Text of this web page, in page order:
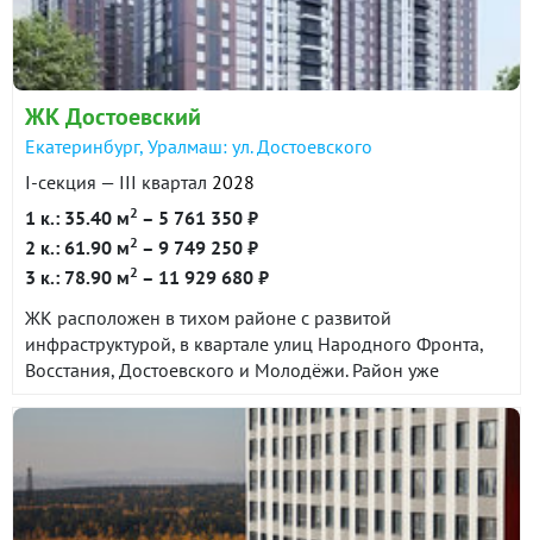
ЖК Достоевский
Екатеринбург, Уралмаш: ул. Достоевского
I-секция — III квартал 2028
1 к.: 35.40 м2 – 5 761 350 ₽
2 к.: 61.90 м2 – 9 749 250 ₽
3 к.: 78.90 м2 – 11 929 680 ₽
ЖК расположен в тихом районе с развитой
инфраструктурой, в квартале улиц Народного Фронта,
Восстания, Достоевского и Молодёжи. Район уже
объекты социальной и торговой инфраструктуры. До
центра города 25 минут на автомобиле. До станции
метро Проспект Космонавтов около 10 минут на
общественном транспорте.